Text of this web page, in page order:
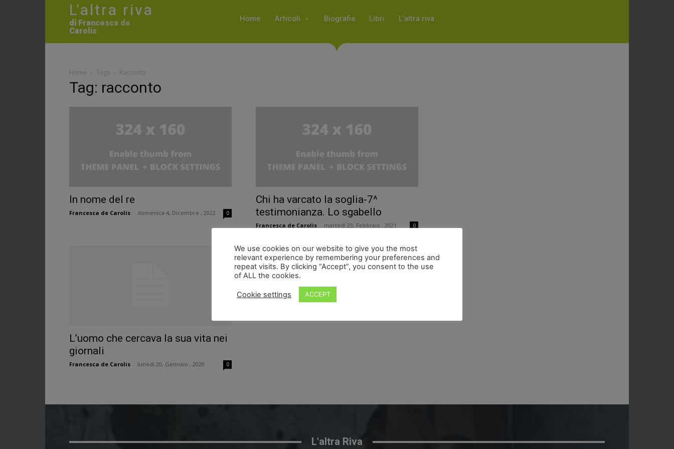
L'altra riva
di Francesca de
Carolis
Home Articoli Biografia Libri L’altra riva
Home Tags Racconto
Tag: racconto
In nome del re
Francesca de Carolis domenica 4, Dicembre , 2022 0
Chi ha varcato la soglia-7^
testimonianza. Lo sgabello
Francesca de Carolis martedì 23, Febbraio , 2021 0
L’uomo che cercava la sua vita nei
giornali
Francesca de Carolis lunedì 20, Gennaio , 2020 0
L'altra Riva
We use cookies on our website to give you the most
relevant experience by remembering your preferences and
repeat visits. By clicking “Accept”, you consent to the use
of ALL the cookies.
Cookie settings ACCEPT